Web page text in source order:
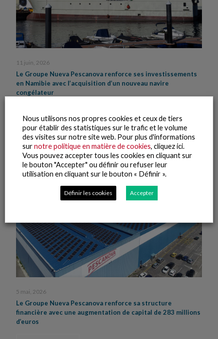
11 juin, 2026
Le Groupe Nueva Pescanova renforce ses investissements
en Namibie avec l’acquisition d’un nouveau navire
congélateur
Lire la suite
5 mai, 2026
Le Groupe Nueva Pescanova renforce sa structure
financière avec une augmentation de capital de 283 millions
d’euros
Nous utilisons nos propres cookies et ceux de tiers
pour établir des statistiques sur le trafic et le volume
des visites sur notre site web. Pour plus d'informations
surnotre politique en matière de cookies, cliquez ici.
Vous pouvez accepter tous les cookies en cliquant sur
le bouton "Accepter" ou définir ou refuser leur
utilisation en cliquant sur le bouton « Définir ».
Définir les cookies Accepter